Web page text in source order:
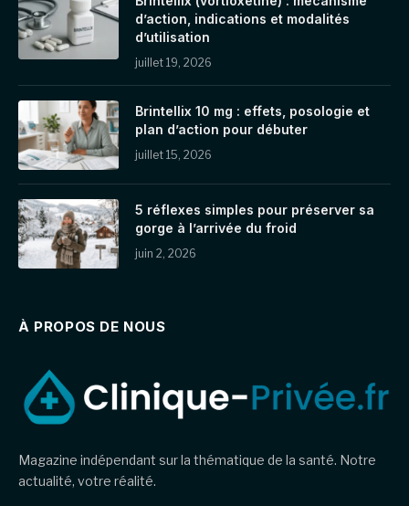
d’action, indications et modalités
d’utilisation
juillet 19, 2026
Brintellix 10 mg : effets, posologie et
plan d’action pour débuter
juillet 15, 2026
5 réflexes simples pour préserver sa
gorge à l’arrivée du froid
juin 2, 2026
À PROPOS DE NOUS
Magazine indépendant sur la thématique de la santé. Notre
actualité, votre réalité.